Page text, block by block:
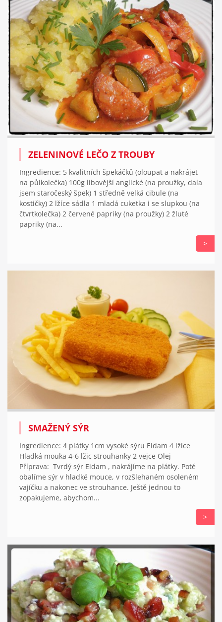
ZELENINOVÉ LEČO Z TROUBY
Ingredience: 5 kvalitních špekáčků (oloupat a nakrájet
na půlkolečka) 100g libovější anglické (na proužky, dala
jsem staročeský špek) 1 středně velká cibule (na
kostičky) 2 lžíce sádla 1 mladá cuketka i se slupkou (na
čtvrtkolečka) 2 červené papriky (na proužky) 2 žluté
papriky (na...
>
SMAŽENÝ SÝR
Ingredience: 4 plátky 1cm vysoké sýru Eidam 4 lžíce
Hladká mouka 4-6 lžic strouhanky 2 vejce Olej
Příprava: Tvrdý sýr Eidam , nakrájíme na plátky. Poté
obalíme sýr v hladké mouce, v rozšlehaném osoleném
vajíčku a nakonec ve strouhance. Ještě jednou to
zopakujeme, abychom...
>